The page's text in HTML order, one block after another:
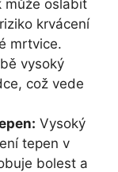
může oslabit
krvácení
mrtvice.
vysoký
což vede
Vysoký
tepen v
bolest a